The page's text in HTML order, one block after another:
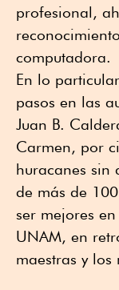
profesional,
computadora.
En lo
pasos en las
Juan B.
Carmen, por
huracanes sin
de más de
ser mejores
UNAM, en
maestras y los